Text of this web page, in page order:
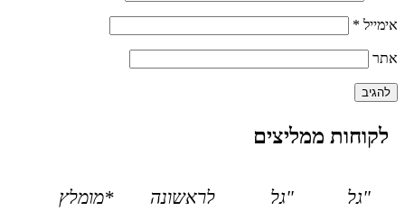
אימייל *
אתר
לקוחות ממליצים
"גל
"גל
לראשונה
*מומלץ